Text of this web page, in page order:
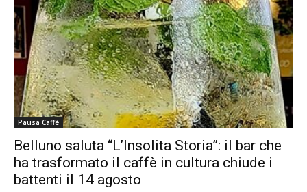
Pausa Caffè
Belluno saluta “L’Insolita Storia”: il bar che
ha trasformato il caffè in cultura chiude i
battenti il 14 agosto